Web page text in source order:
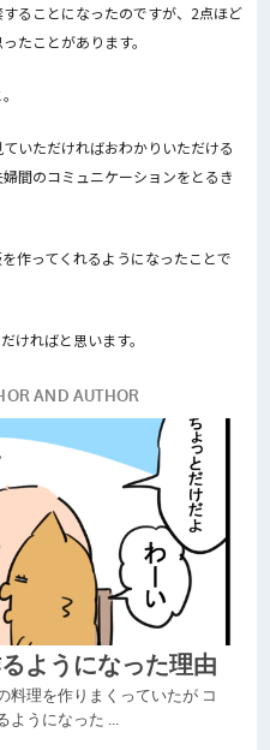
ることになったのですが、2点ほど
たことがあります。
いただければおわかりいただける
間のコミュニケーションをとるき
作ってくれるようになったことで
ればと思います。